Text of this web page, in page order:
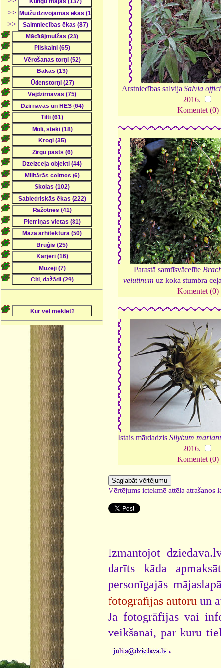
>>
>>
Ārstniecības salvija Salvia
2016.
Komentēt (0)
Parastā samtīsvācelīte
velutinum uz koka stumbra
Komentēt (0)
Īstais mārdadzisSilybum
2016.
Komentēt (0)
Vērtējums ietekmē attēla atrašanos
Izmantojot
darīts kāda
personīgajās
fotogrāfijas autoru un
Ja fotogrāfijas vai
veikšanai, par kuru
.